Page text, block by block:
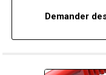
Demander